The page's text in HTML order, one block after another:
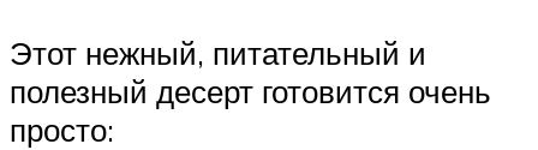
Этот нежный, питательный и
полезный десерт готовится очень
просто: